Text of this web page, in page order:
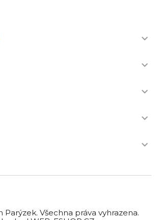





Parýzek. Všechna práva vyhrazena.